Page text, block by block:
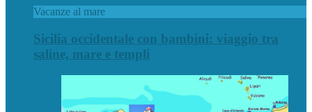
Vacanze al mare
Sicilia occidentale con bambini: viaggio tra
saline, mare e templi